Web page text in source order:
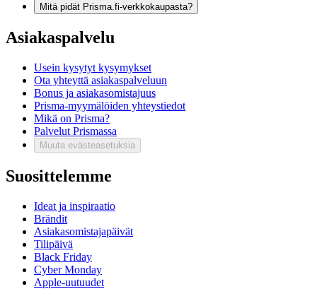
Mitä pidät Prisma.fi-verkkokaupasta?
Asiakaspalvelu
Usein kysytyt kysymykset
Ota yhteyttä asiakaspalveluun
Bonus ja asiakasomistajuus
Prisma-myymälöiden yhteystiedot
Mikä on Prisma?
Palvelut Prismassa
Muuta evästeasetuksia
Suosittelemme
Ideat ja inspiraatio
Brändit
Asiakasomistajapäivät
Tilipäivä
Black Friday
Cyber Monday
Apple-uutuudet